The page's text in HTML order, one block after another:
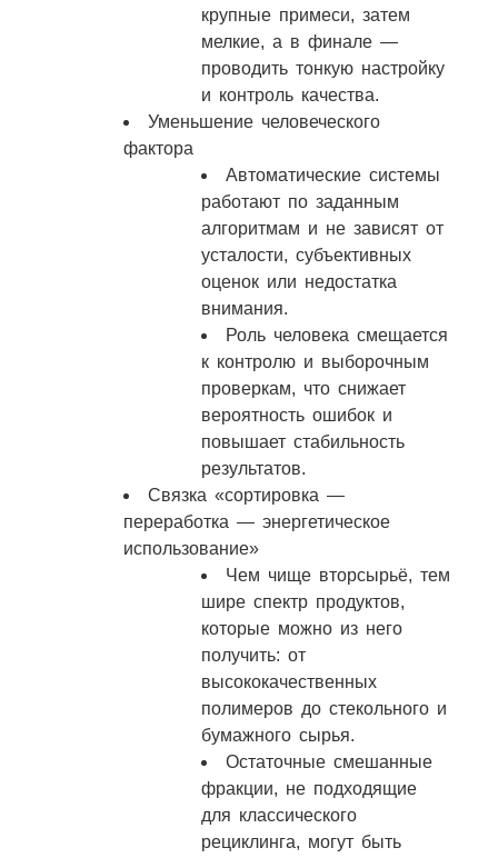
крупные примеси, затем
мелкие, а в финале —
проводить тонкую настройку
и контроль качества.
Уменьшение человеческого
фактора
Автоматические системы
работают по заданным
алгоритмам и не зависят от
усталости, субъективных
оценок или недостатка
внимания.
Роль человека смещается
к контролю и выборочным
проверкам, что снижает
вероятность ошибок и
повышает стабильность
результатов.
Связка «сортировка —
переработка — энергетическое
использование»
Чем чище вторсырьё, тем
шире спектр продуктов,
которые можно из него
получить: от
высококачественных
полимеров до стекольного и
бумажного сырья.
Остаточные смешанные
фракции, не подходящие
для классического
рециклинга, могут быть